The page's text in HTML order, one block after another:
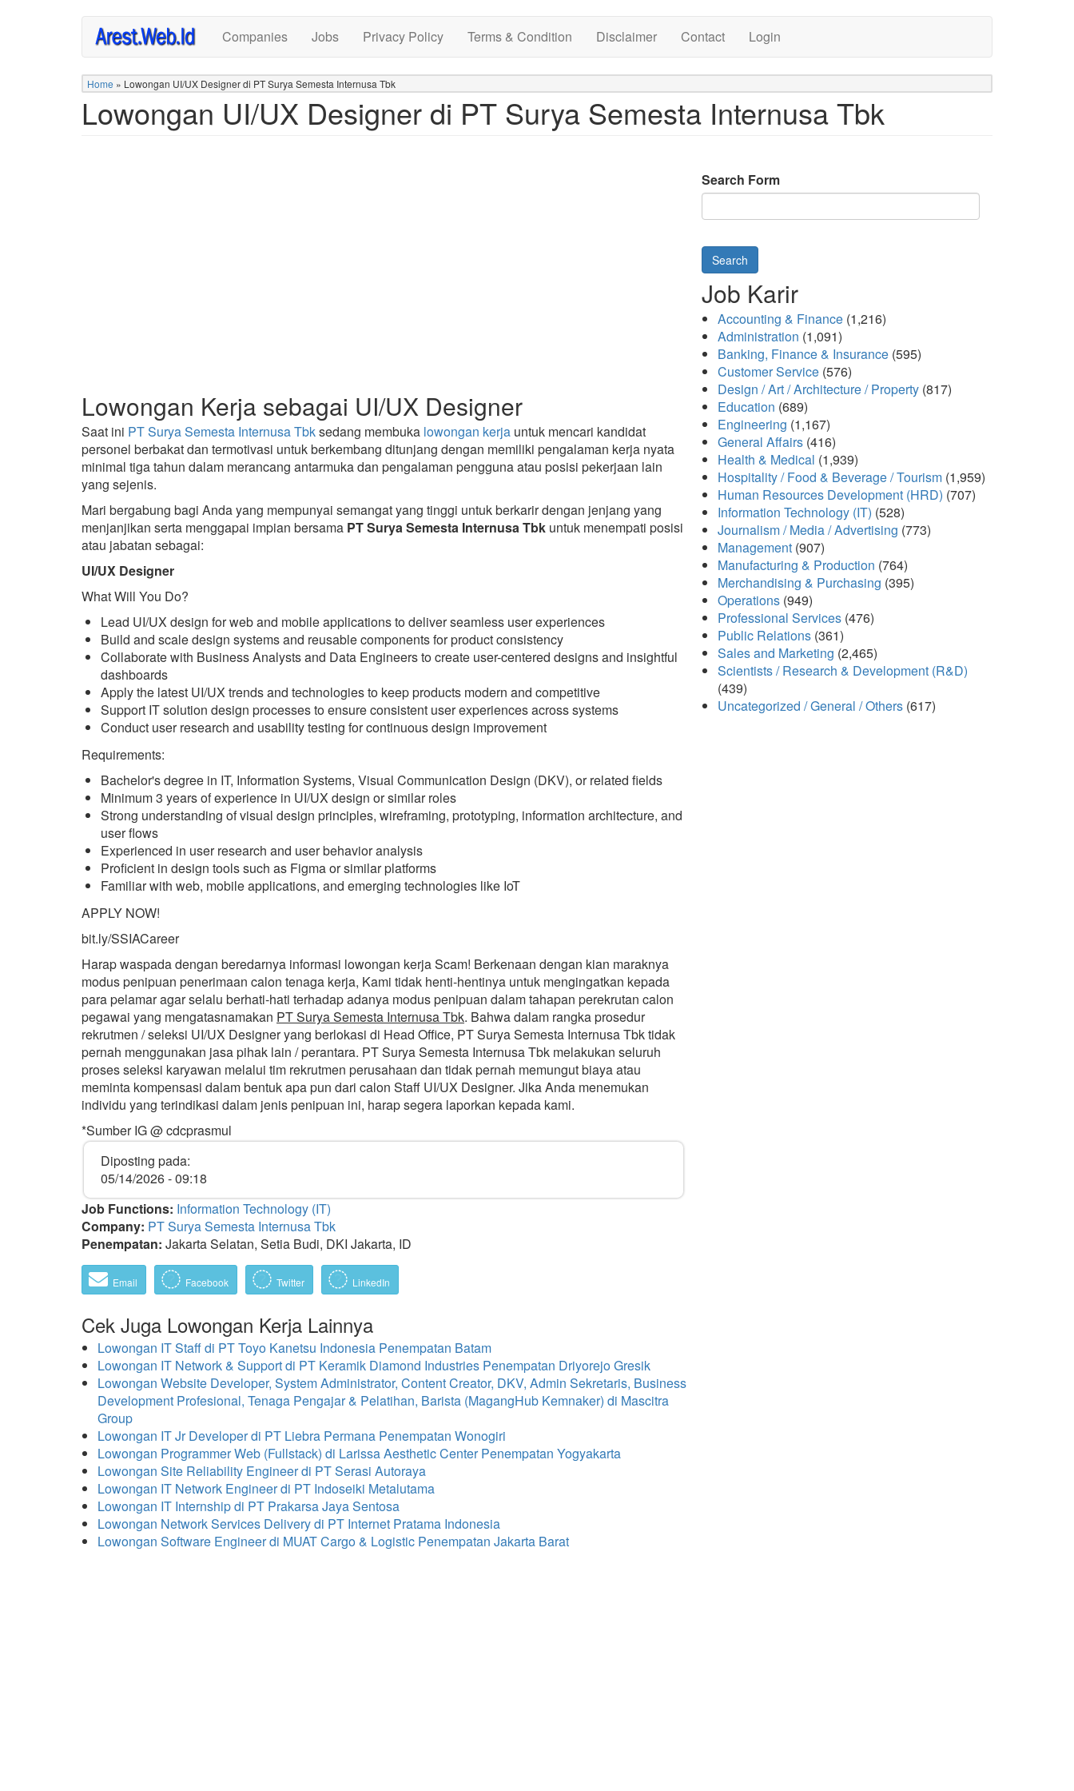
Companies Jobs Privacy Policy Terms & Condition Disclaimer Contact Login
Home » Lowongan UI/UX Designer di PT Surya Semesta Internusa Tbk
Lowongan UI/UX Designer di PT Surya Semesta Internusa Tbk
Lowongan Kerja sebagai UI/UX Designer
Saat ini PT Surya Semesta Internusa Tbksedang membuka lowongan kerja untuk mencari kandidat
personel berbakat dan termotivasi untuk berkembang ditunjang dengan memiliki pengalaman kerja nyata
minimal tiga tahun dalam merancang antarmuka dan pengalaman pengguna atau posisi pekerjaan lain
yang sejenis.
Mari bergabung bagi Anda yang mempunyai semangat yang tinggi untuk berkarir dengan jenjang yang
menjanjikan serta menggapai impian bersama PT Surya Semesta Internusa Tbk untuk menempati posisi
atau jabatan sebagai:
UI/UX Designer
What Will You Do?
Lead UI/UX design for web and mobile applications to deliver seamless user experiences
Build and scale design systems and reusable components for product consistency
Collaborate with Business Analysts and Data Engineers to create user-centered designs and insightful
dashboards
Apply the latest UI/UX trends and technologies to keep products modern and competitive
Support IT solution design processes to ensure consistent user experiences across systems
Conduct user research and usability testing for continuous design improvement
Requirements:
Bachelor's degree in IT, Information Systems, Visual Communication Design (DKV), or related fields
Minimum 3 years of experience in UI/UX design or similar roles
Strong understanding of visual design principles, wireframing, prototyping, information architecture, and
user flows
Experienced in user research and user behavior analysis
Proficient in design tools such as Figma or similar platforms
Familiar with web, mobile applications, and emerging technologies like IoT
APPLY NOW!
bit.ly/SSIACareer
Harap waspada dengan beredarnya informasi lowongan kerja Scam! Berkenaan dengan kian maraknya
modus penipuan penerimaan calon tenaga kerja, Kami tidak henti-hentinya untuk mengingatkan kepada
para pelamar agar selalu berhati-hati terhadap adanya modus penipuan dalam tahapan perekrutan calon
pegawai yang mengatasnamakan PT Surya Semesta Internusa Tbk. Bahwa dalam rangka prosedur
rekrutmen / seleksi UI/UX Designer yang berlokasi di Head Office, PT Surya Semesta Internusa Tbk tidak
pernah menggunakan jasa pihak lain / perantara. PT Surya Semesta Internusa Tbk melakukan seluruh
proses seleksi karyawan melalui tim rekrutmen perusahaan dan tidak pernah memungut biaya atau
meminta kompensasi dalam bentuk apa pun dari calon Staff UI/UX Designer. Jika Anda menemukan
individu yang terindikasi dalam jenis penipuan ini, harap segera laporkan kepada kami.
*Sumber IG @ cdcprasmul
Diposting pada:
05/14/2026 - 09:18
Job Functions: Information Technology (IT)
Company: PT Surya Semesta Internusa Tbk
Penempatan: Jakarta Selatan, Setia Budi, DKI Jakarta, ID
Email Facebook Twitter LinkedIn
Cek Juga Lowongan Kerja Lainnya
Lowongan IT Staff di PT Toyo Kanetsu Indonesia Penempatan Batam
Lowongan IT Network & Support di PT Keramik Diamond Industries Penempatan Driyorejo Gresik
Lowongan Website Developer, System Administrator, Content Creator, DKV, Admin Sekretaris, Business
Development Profesional, Tenaga Pengajar & Pelatihan, Barista (MagangHub Kemnaker) di Mascitra
Group
Lowongan IT Jr Developer di PT Liebra Permana Penempatan Wonogiri
Lowongan Programmer Web (Fullstack) di Larissa Aesthetic Center Penempatan Yogyakarta
Lowongan Site Reliability Engineer di PT Serasi Autoraya
Lowongan IT Network Engineer di PT Indoseiki Metalutama
Lowongan IT Internship di PT Prakarsa Jaya Sentosa
Lowongan Network Services Delivery di PT Internet Pratama Indonesia
Lowongan Software Engineer di MUAT Cargo & Logistic Penempatan Jakarta Barat
Search Form
Search
Job Karir
Accounting & Finance (1,216)
Administration (1,091)
Banking, Finance & Insurance (595)
Customer Service (576)
Design / Art / Architecture / Property (817)
Education (689)
Engineering (1,167)
General Affairs (416)
Health & Medical (1,939)
Hospitality / Food & Beverage / Tourism (1,959)
Human Resources Development (HRD) (707)
Information Technology (IT) (528)
Journalism / Media / Advertising (773)
Management (907)
Manufacturing & Production (764)
Merchandising & Purchasing (395)
Operations (949)
Professional Services (476)
Public Relations (361)
Sales and Marketing (2,465)
Scientists / Research & Development (R&D)
(439)
Uncategorized / General / Others (617)